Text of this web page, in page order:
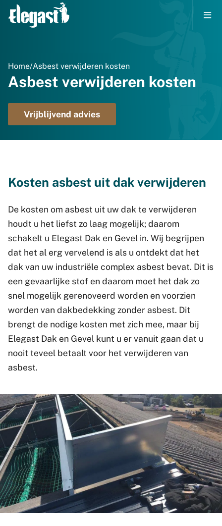
Home/Asbest verwijderen kosten
Asbest verwijderen kosten
Vrijblijvend advies
Kosten asbest uit dak verwijderen
De kosten om asbest uit uw dak te verwijderen
houdt u het liefst zo laag mogelijk; daarom
schakelt u Elegast Dak en Gevel in. Wij begrijpen
dat het al erg vervelend is als u ontdekt dat het
dak van uw industriële complex asbest bevat. Dit is
een gevaarlijke stof en daarom moet het dak zo
snel mogelijk gerenoveerd worden en voorzien
worden van dakbedekking zonder asbest. Dit
brengt de nodige kosten met zich mee, maar bij
Elegast Dak en Gevel kunt u er vanuit gaan dat u
nooit teveel betaalt voor het verwijderen van
asbest.